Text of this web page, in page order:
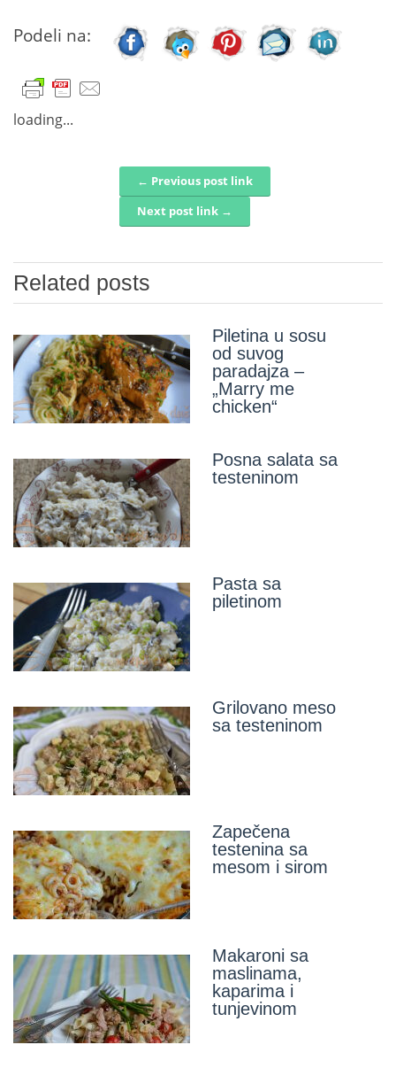
Podeli na:
loading...
Post navigation← Previous post link
Next post link →
Related posts
Piletina u sosu
od suvog
paradajza –
„Marry me
chicken“
Posna salata sa
testeninom
Pasta sa
piletinom
Grilovano meso
sa testeninom
Zapečena
testenina sa
mesom i sirom
Makaroni sa
maslinama,
kaparima i
tunjevinom